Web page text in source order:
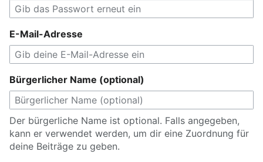
E-Mail-Adresse
Bürgerlicher Name (optional)
Der bürgerliche Name ist optional. Falls angegeben,
kann er verwendet werden, um dir eine Zuordnung für
deine Beiträge zu geben.